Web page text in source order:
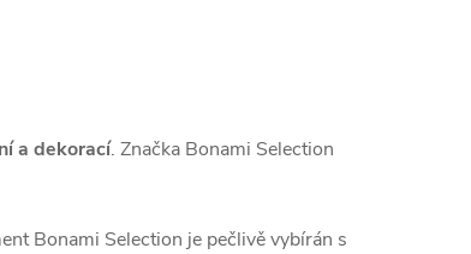
a dekorací. Značka Bonami Selection
Bonami Selection je pečlivě vybírán s